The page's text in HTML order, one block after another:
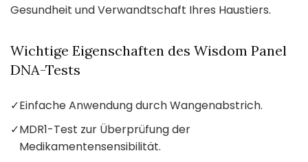
Gesundheit und Verwandtschaft Ihres Haustiers.
Wichtige Eigenschaften des Wisdom Panel
DNA-Tests
✓Einfache Anwendung durch Wangenabstrich.
✓MDR1-Test zur Überprüfung der
Medikamentensensibilität.